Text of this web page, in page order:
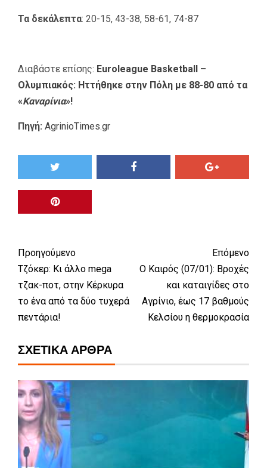
Τα δεκάλεπτα: 20-15, 43-38, 58-61, 74-87
Διαβάστε επίσης: Euroleague Basketball –
Ολυμπιακός: Ηττήθηκε στην Πόλη με 88-80 από τα
«Καναρίνια»!
Πηγή: AgrinioTimes.gr
Προηγούμενο
Τζόκερ: Κι άλλο mega
τζακ-ποτ, στην Κέρκυρα
το ένα από τα δύο τυχερά
πεντάρια!
Επόμενο
Ο Καιρός (07/01): Βροχές
και καταιγίδες στο
Αγρίνιο, έως 17 βαθμούς
Κελσίου η θερμοκρασία
ΣΧΕΤΙΚΆ ΆΡΘΡΑ